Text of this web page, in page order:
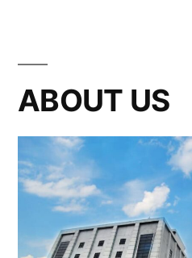
ABOUT US